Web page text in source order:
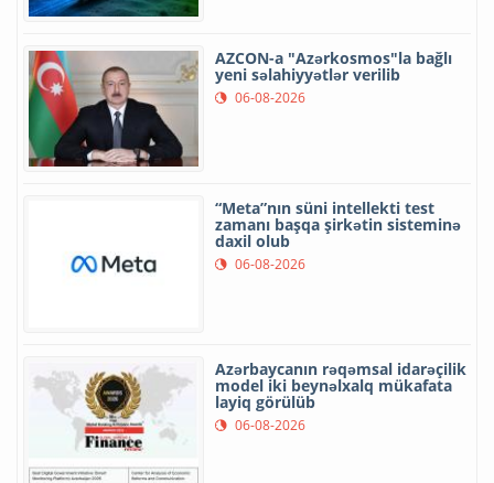
AZCON-a "Azərkosmos"la bağlı
yeni səlahiyyətlər verilib
06-08-2026
“Meta”nın süni intellekti test
zamanı başqa şirkətin sisteminə
daxil olub
06-08-2026
Azərbaycanın rəqəmsal idarəçilik
model iki beynəlxalq mükafata
layiq görülüb
06-08-2026